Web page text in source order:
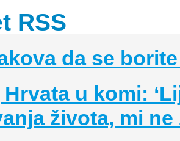
RSS
da se
u komi:
života, mi ne